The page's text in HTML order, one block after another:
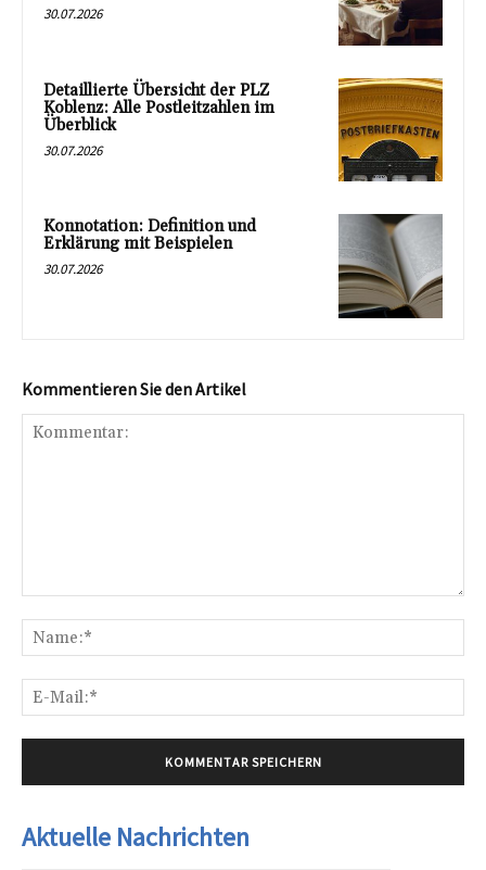
30.07.2026
Detaillierte Übersicht der PLZ
Koblenz: Alle Postleitzahlen im
Überblick
30.07.2026
Konnotation: Definition und
Erklärung mit Beispielen
30.07.2026
Kommentieren Sie den Artikel
Aktuelle Nachrichten